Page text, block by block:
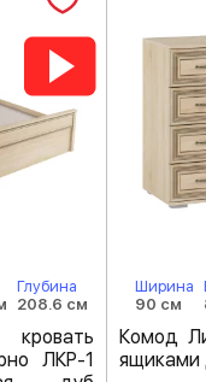
Глубина
208.6 см
кровать
ЛКР-1
Ширина
90 см
Комод
ящиками